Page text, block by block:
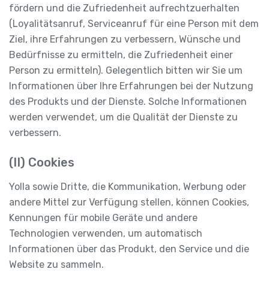
fördern und die Zufriedenheit aufrechtzuerhalten
(Loyalitätsanruf, Serviceanruf für eine Person mit dem
Ziel, ihre Erfahrungen zu verbessern, Wünsche und
Bedürfnisse zu ermitteln, die Zufriedenheit einer
Person zu ermitteln). Gelegentlich bitten wir Sie um
Informationen über Ihre Erfahrungen bei der Nutzung
des Produkts und der Dienste. Solche Informationen
werden verwendet, um die Qualität der Dienste zu
verbessern.
(II) Cookies
Yolla sowie Dritte, die Kommunikation, Werbung oder
andere Mittel zur Verfügung stellen, können Cookies,
Kennungen für mobile Geräte und andere
Technologien verwenden, um automatisch
Informationen über das Produkt, den Service und die
Website zu sammeln.